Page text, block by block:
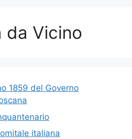
da Vicino
1859 del Governo
italiana